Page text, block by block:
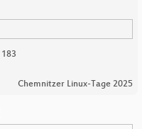
183
Chemnitzer Linux-Tage 2025